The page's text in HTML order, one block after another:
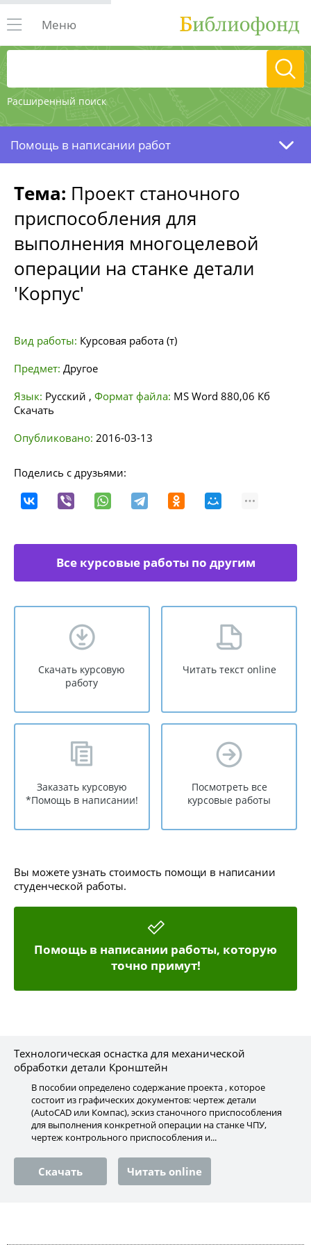
Расширенный поиск
Меню
Помощь в написании работ
Тема: Проект станочного
приспособления для
выполнения многоцелевой
операции на станке детали
'Корпус'
Вид работы: Курсовая работа (т)
Предмет: Другое
Язык: Русский , Формат файла: MS Word 880,06 Кб
Скачать
Опубликовано: 2016-03-13
Поделись с друзьями:
Все курсовые работы по другим
Скачать курсовую
работу
Читать текст online
Заказать курсовую
*Помощь в написании!
Посмотреть все
курсовые работы
Вы можете узнать стоимость помощи в написании
студенческой работы.
Помощь в написании работы, которую
точно примут!
Технологическая оснастка для механической
обработки детали Кронштейн
В пособии определено содержание проекта , которое
состоит из графических документов: чертеж детали
(AutoCAD или Компас), эскиз станочного приспособления
для выполнения конкретной операции на станке ЧПУ,
чертеж контрольного приспособления и...
Скачать Читать online